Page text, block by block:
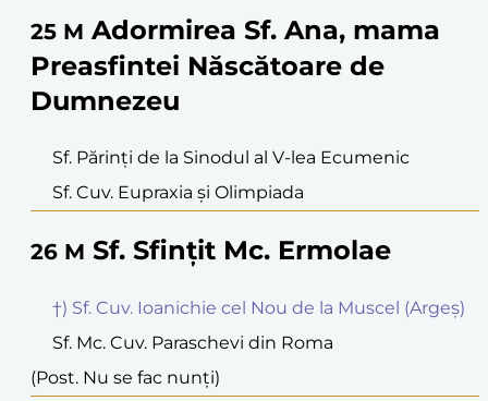
25 M Adormirea Sf. Ana, mama
Preasfintei Născătoare de
Dumnezeu
Sf. Părinți de la Sinodul al V-lea Ecumenic
Sf. Cuv. Eupraxia și Olimpiada
26 M Sf. Sfințit Mc. Ermolae
†) Sf. Cuv. Ioanichie cel Nou de la Muscel (Argeș)
Sf. Mc. Cuv. Paraschevi din Roma
(Post. Nu se fac nunți)